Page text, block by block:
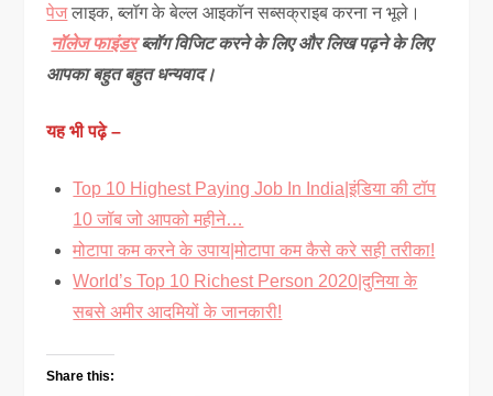
पेजलाइक, ब्लॉग के बेल्ल आइकॉन सब्सक्राइब करना न भूले।
नॉलेज फाइंडरब्लॉग विजिट करने के लिए और लिख पढ़ने के लिए
आपका बहुत बहुत धन्यवाद।
यह भी पढ़े –
Top 10 Highest Paying Job In India|इंडिया की टॉप
10 जॉब जो आपको महीने…
मोटापा कम करने के उपाय|मोटापा कम कैसे करे सही तरीका!
World’s Top 10 Richest Person 2020|दुनिया के
सबसे अमीर आदमियों के जानकारी!
Share this: